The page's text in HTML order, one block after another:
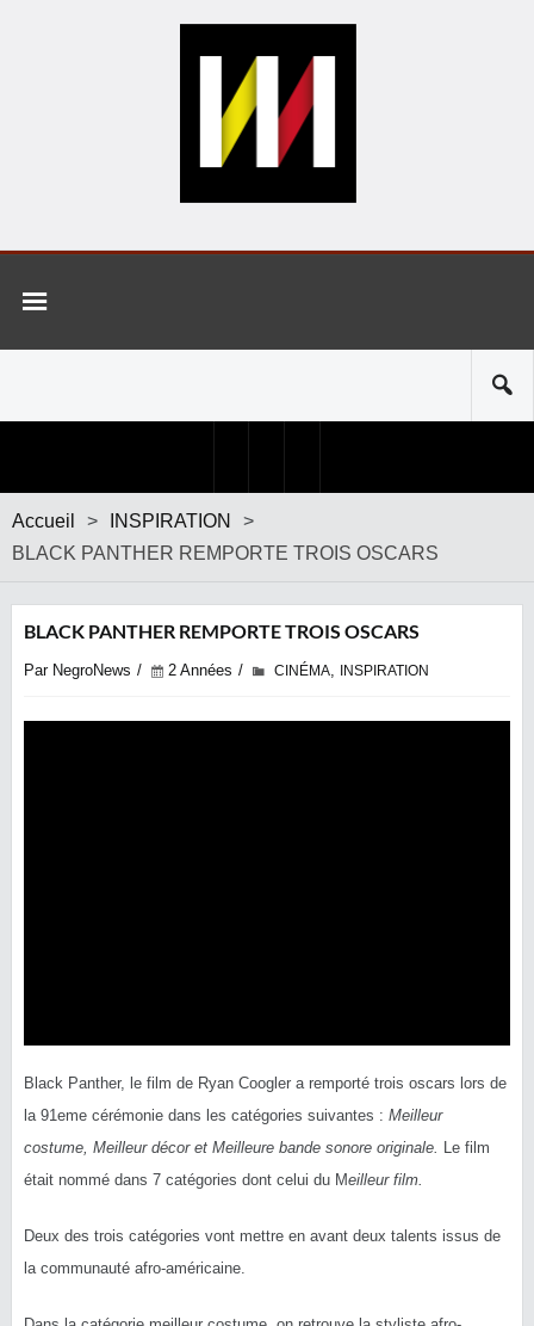
Accueil > INSPIRATION
>
BLACK PANTHER REMPORTE TROIS OSCARS
BLACK PANTHER REMPORTE TROIS OSCARS
Par NegroNews 2 Années CINÉMA, INSPIRATION
Black Panther, le film de Ryan Coogler a remporté trois oscars lors de
la 91eme cérémonie dans les catégories suivantes : Meilleur
costume, Meilleur décor et Meilleure bande sonore originale.
Le film
était nommé dans 7 catégories dont celui du Meilleur film.
Deux des trois catégories vont mettre en avant deux talents issus de
la communauté afro-américaine.